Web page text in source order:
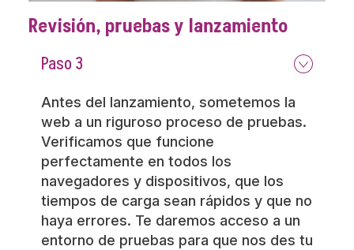
Revisión, pruebas y lanzamiento
Paso 3
Antes del lanzamiento, sometemos la
web a un riguroso proceso de pruebas.
Verificamos que funcione
perfectamente en todos los
navegadores y dispositivos, que los
tiempos de carga sean rápidos y que no
haya errores. Te daremos acceso a un
entorno de pruebas para que nos des tu